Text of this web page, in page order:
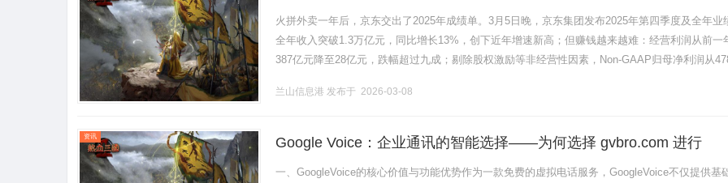
火拼外卖一年后，京东交出了2025年成绩单。3月5日晚，京东集团发布2025年第四季度及全年业
全年收入突破1.3万亿元，同比增长13%，创下近年增速新高；但赚钱越来越难：经营利润从前一
387亿元降至28亿元，跌幅超过九成；剔除股权激励等非经营性因素，Non-GAAP归母净利润从
兰山信息港 发布于 2026-03-08
资讯
Google Voice：企业通讯的智能选择——为何选择 gvbro.com 进行
google voice 购买
一、GoogleVoice的核心价值与功能优势作为一款免费的虚拟电话服务，GoogleVoice不仅提供基